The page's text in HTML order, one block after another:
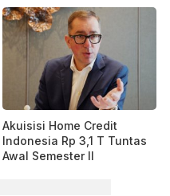
Akuisisi Home Credit
Indonesia Rp 3,1 T Tuntas
Awal Semester II